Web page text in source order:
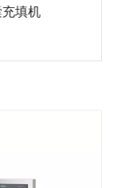
囊充填机